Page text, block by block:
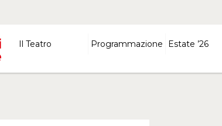
Il Teatro Programmazione Estate ’26